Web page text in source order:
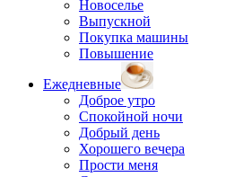
Новоселье
Выпускной
Покупка машины
Повышение
Ежедневные
Доброе утро
Спокойной ночи
Добрый день
Хорошего вечера
Прости меня